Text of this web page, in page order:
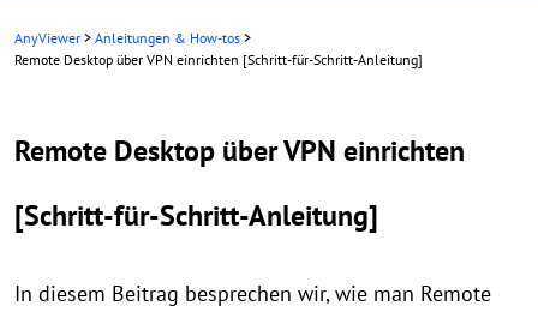
AnyViewer > Anleitungen & How-tos >
Remote Desktop über VPN einrichten [Schritt-für-Schritt-Anleitung]
Remote Desktop über VPN einrichten
[Schritt-für-Schritt-Anleitung]
In diesem Beitrag besprechen wir, wie man Remote